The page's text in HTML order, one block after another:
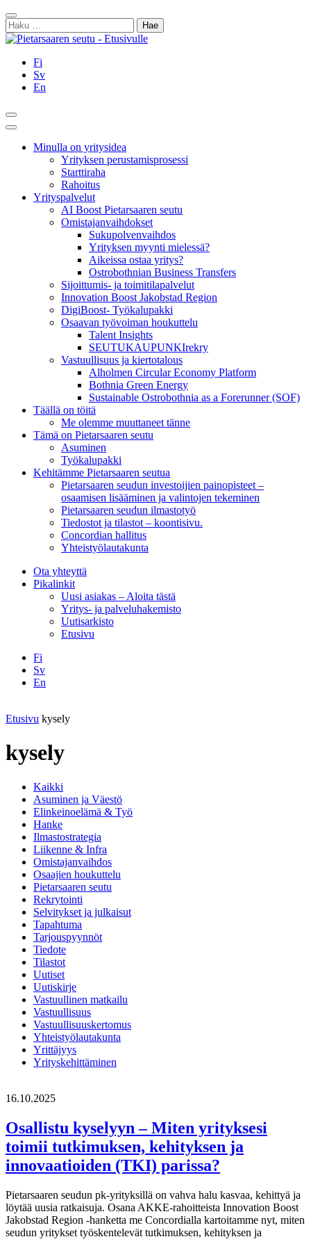
Siirry
sisältöön
Sulje
Haku:
Fi
Sv
En
Hae
Päävalikko
Minulla on yritysidea
Yrityksen perustamisprosessi
Starttiraha
Rahoitus
Yrityspalvelut
AI Boost Pietarsaaren seutu
Omistajanvaihdokset
Sukupolvenvaihdos
Yrityksen myynti mielessä?
Aikeissa ostaa yritys?
Ostrobothnian Business Transfers
Sijoittumis- ja toimitilapalvelut
Innovation Boost Jakobstad Region
DigiBoost- Työkalupakki
Osaavan työvoiman houkuttelu
Talent Insights
SEUTUKAUPUNKIrekry
Vastuullisuus ja kiertotalous
Alholmen Circular Economy Platform
Bothnia Green Energy
Sustainable Ostrobothnia as a Forerunner (SOF)
Täällä on töitä
Me olemme muuttaneet tänne
Tämä on Pietarsaaren seutu
Asuminen
Työkalupakki
Kehitämme Pietarsaaren seutua
Pietarsaaren seudun investoijien painopisteet –
osaamisen lisääminen ja valintojen tekeminen
Pietarsaaren seudun ilmastotyö
Tiedostot ja tilastot – koontisivu.
Concordian hallitus
Yhteistyölautakunta
Ota yhteyttä
Pikalinkit
Uusi asiakas – Aloita tästä
Yritys- ja palveluhakemisto
Uutisarkisto
Etusivu
Fi
Sv
En
Etusivu kysely
kysely
Kaikki
Asuminen ja Väestö
Elinkeinoelämä & Työ
Hanke
Ilmastostrategia
Liikenne & Infra
Omistajanvaihdos
Osaajien houkuttelu
Pietarsaaren seutu
Rekrytointi
Selvitykset ja julkaisut
Tapahtuma
Tarjouspyynnöt
Tiedote
Tilastot
Uutiset
Uutiskirje
Vastuullinen matkailu
Vastuullisuus
Vastuullisuuskertomus
Yhteistyölautakunta
Yrittäjyys
Yrityskehittäminen
16.10.2025
Osallistu kyselyyn – Miten yrityksesi
toimii tutkimuksen, kehityksen ja
innovaatioiden (TKI) parissa?
Pietarsaaren seudun pk-yrityksillä on vahva halu kasvaa, kehittyä ja
löytää uusia ratkaisuja. Osana AKKE-rahoitteista Innovation Boost
Jakobstad Region -hanketta me Concordialla kartoitamme nyt, miten
seudun yritykset työskentelevät tutkimuksen, kehityksen ja